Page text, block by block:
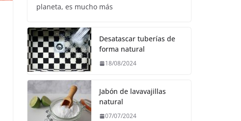
planeta, es mucho más
Desatascar tuberías de
forma natural
18/08/2024
Jabón de lavavajillas
natural
07/07/2024